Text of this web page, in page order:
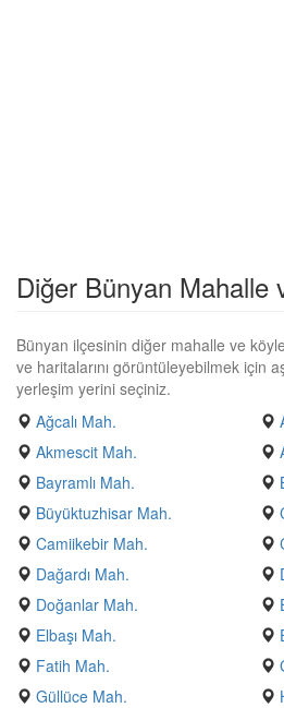
Diğer Bünyan Mahalle
Bünyan ilçesinin diğer mahalle ve
ve haritalarını görüntüleyebilmek için
yerleşim yerini seçiniz.
Ağcalı Mah.
Akmescit Mah.
Bayramlı Mah.
Büyüktuzhisar Mah.
Camiikebir Mah.
Dağardı Mah.
Doğanlar Mah.
Elbaşı Mah.
Fatih Mah.
Güllüce Mah.